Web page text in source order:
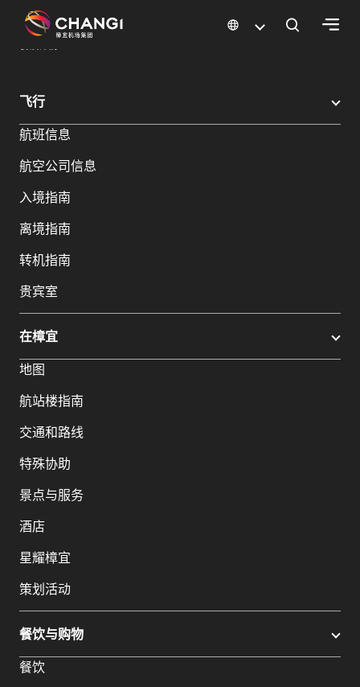
所
樟
宜
网
站:
选
择
言:
樟宜机场 樟宜机场餐饮与购物
餐饮指南：餐厅和美食 | 樟宜机场
飞行
航班信息
航空公司信息
入境指南
离境指南
转机指南
贵宾室
在樟宜
地图
航站楼指南
交通和路线
特殊协助
景点与服务
酒店
星耀樟宜
策划活动
餐饮与购物
餐饮